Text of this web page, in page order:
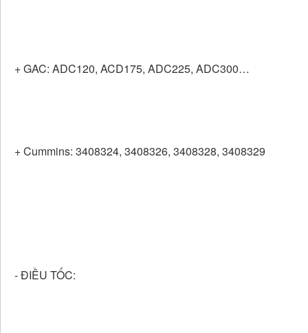
+ GAC: ADC120, ACD175, ADC225, ADC300…
+ Cummins: 3408324, 3408326, 3408328, 3408329
- ĐIỀU TỐC: